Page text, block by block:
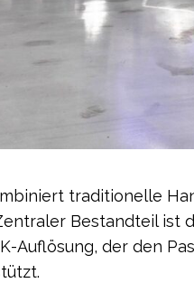
traditionelle
Bestandteil ist
Auflösung, der den